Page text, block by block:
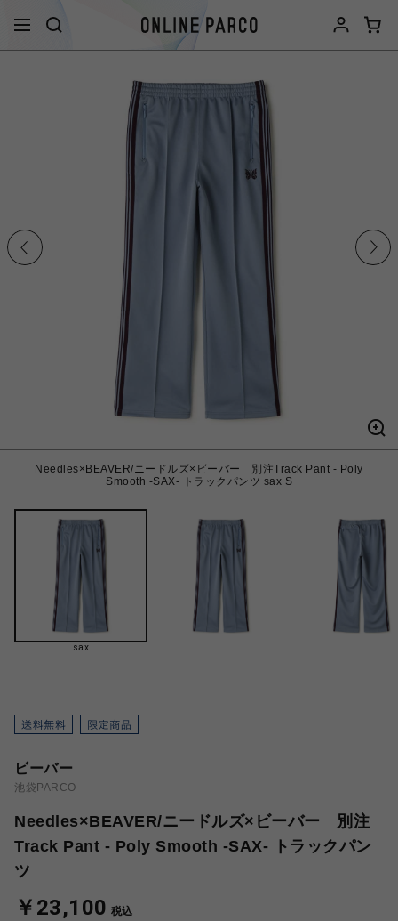
Needles×BEAVER/ニードルズ×ビーバー 別注Track Pant - Poly
Smooth -SAX- トラックパンツ sax S
sax
ビーバー
池袋PARCO
Needles×BEAVER/ニードルズ×ビーバー 別注
Track Pant - Poly Smooth -SAX- トラックパン
ツ
￥23,100 税込